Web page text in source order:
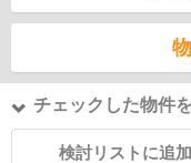
チェックした物件
検討リストに追加